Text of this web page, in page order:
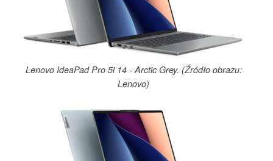
Lenovo IdeaPad Pro 5i 14 - Arctic Grey. (Źródło obrazu:
Lenovo)